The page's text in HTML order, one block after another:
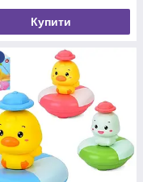
Купити